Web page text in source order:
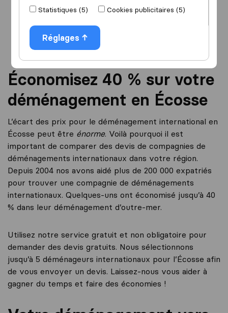
Statistiques (5)
Cookies publicitaires (5)
Réglages Démarrer
Économisez 40 % sur votre
déménagement en Écosse
L’écart des prix pour le déménagement international en
Écosse peut être énorme. Voilà pourquoi il est
important de comparer des devis de compagnies de
déménagements internationaux dans votre région.
Depuis 2004 nos avons aidé plus de 200 000 expatriés
pour trouver une compagnie de déménagements
internationaux. Quelques-uns ont économisé jusqu’à 40
% dans leur déménagement d’outre-mer.
Utilisez notre service gratuit et non obligatoire pour
demander des devis gratuits. Nous sélectionnons
jusqu’à 5 déménageurs internationaux pour l’Écosse afin
de vous envoyer un devis. Laissez-nous vous aider à
gagner du temps et faire des économies !